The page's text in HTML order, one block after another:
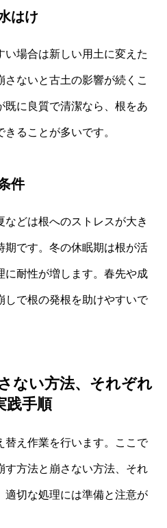
はけ
場合は新しい用土に変えた
ないと古土の影響が続くこ
既に良質で清潔なら、根をあ
ることが多いです。
件
どは根へのストレスが大き
期です。冬の休眠期は根が活
に耐性が増します。春先や成
しで根の発根を助けやすいで
ない方法、それぞれ
践手順
替え作業を行います。ここで
す方法と崩さない方法、それ
適切な処理には準備と注意が